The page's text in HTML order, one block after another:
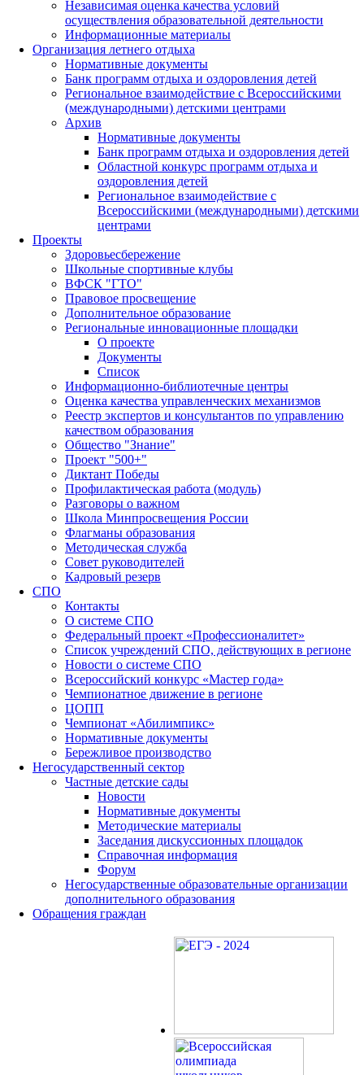
Независимая оценка качества условий
осуществления образовательной деятельности
Информационные материалы
Организация летнего отдыха
Нормативные документы
Банк программ отдыха и оздоровления детей
Региональное взаимодействие с Всероссийскими
(международными) детскими центрами
Архив
Нормативные документы
Банк программ отдыха и оздоровления детей
Областной конкурс программ отдыха и
оздоровления детей
Региональное взаимодействие с
Всероссийскими (международными) детскими
центрами
Проекты
Здоровьесбережение
Школьные спортивные клубы
ВФСК "ГТО"
Правовое просвещение
Дополнительное образование
Региональные инновационные площадки
О проекте
Документы
Список
Информационно-библиотечные центры
Оценка качества управленческих механизмов
Реестр экспертов и консультантов по управлению
качеством образования
Общество "Знание"
Проект "500+"
Диктант Победы
Профилактическая работа (модуль)
Разговоры о важном
Школа Минпросвещения России
Флагманы образования
Методическая служба
Совет руководителей
Кадровый резерв
СПО
Контакты
О системе СПО
Федеральный проект «Профессионалитет»
Список учреждений СПО, действующих в регионе
Новости о системе СПО
Всероссийский конкурс «Мастер года»
Чемпионатное движение в регионе
ЦОПП
Чемпионат «Абилимпикс»
Нормативные документы
Бережливое производство
Негосударственный сектор
Частные детские сады
Новости
Нормативные документы
Методические материалы
Заседания дискуссионных площадок
Справочная информация
Форум
Негосударственные образовательные организации
дополнительного образования
Обращения граждан